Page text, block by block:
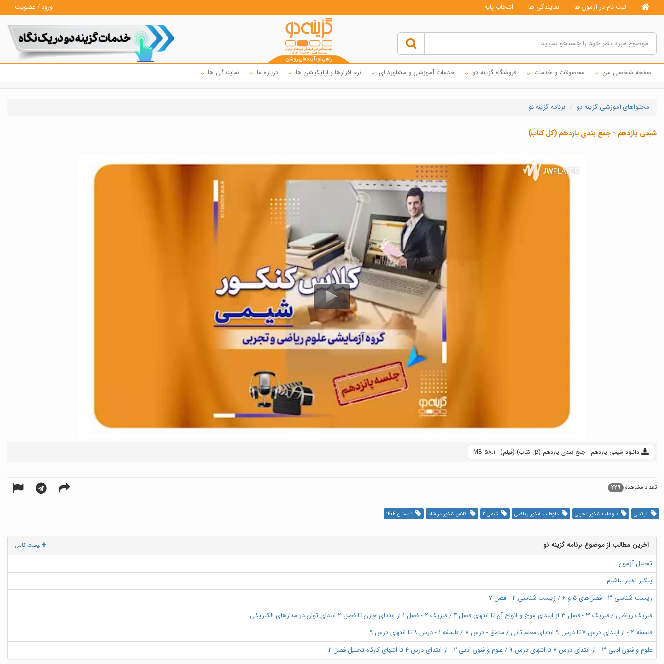
ثبت نام در آزمون ها نمایندگی ها انتخاب پایه ورود / عضویت
صفحه شخصی من محصولات و خدمات فروشگاه گزینه دو خدمات آموزشی و مشاوره ای نرم افزارها و اپلیکیشن ها درباره ما نمایندگی ها
محتواهای آموزشی گزینه دو برنامه گزینه نو
شیمی یازدهم - جمع بندی یازدهم (کل کتاب)
دانلود شیمی یازدهم - جمع بندی یازدهم (کل کتاب) (فیلم) - 58.1 MB
تعداد مشاهده 229
ترکیبی داوطلب کنکور تجربی داوطلب کنکور ریاضی شیمی 2 کلاس کنکور در شاد تابستان 1404
لیست کامل
آخرین مطالب از موضوع برنامه گزینه نو
تحلیل آزمون
پیگیر اخبار نباشیم
زیست شناسی 3 - فصل‌های 5 و 6 / زیست شناسی 2 - فصل 7
فیزیک ریاضی / فیزیک 3 - فصل 3 از ابتدای موج و انواع آن تا انتهای فصل 4 / فیزیک 2 - فصل 1 از ابتدای خازن تا فصل 2 ابتدای توان در مدارهای الکتریکی
فلسفه 2 - از ابتدای درس 7 تا درس 9 ابتدای معلم ثانی / منطق - درس 8 / فلسفه 1 - درس 8 تا انتهای درس 9
علوم و فنون ادبی 3 - از ابتدای درس 7 تا انتهای درس 9 / علوم و فنون ادبی 2 - از ابتدای درس 4 تا انتهای کارگاه تحلیل فصل 2